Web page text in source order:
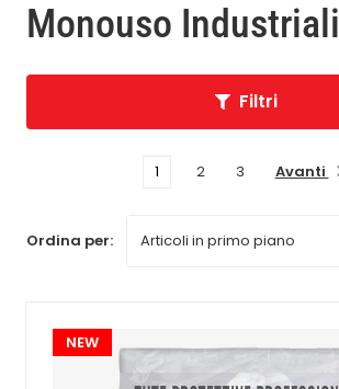
Monouso Industriali
Filtri
1 2 3 Avanti
Ordina per:
NEW